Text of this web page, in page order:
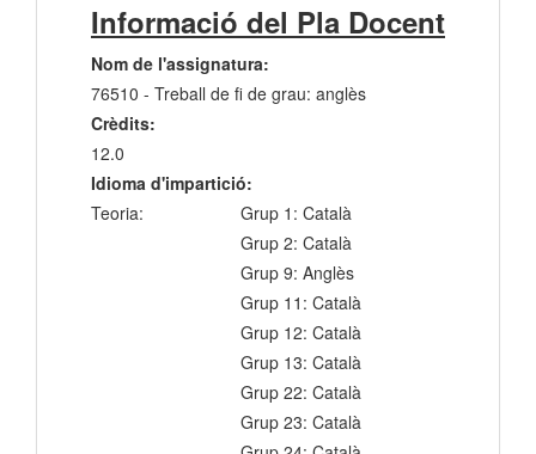
Informació del Pla Docent
Nom de l'assignatura:
76510 - Treball de fi de grau: anglès
Crèdits:
12.0
Idioma d'impartició:
Teoria:
Grup 1: Català
Grup 2: Català
Grup 9: Anglès
Grup 11: Català
Grup 12: Català
Grup 13: Català
Grup 22: Català
Grup 23: Català